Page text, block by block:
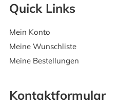
Quick Links
Mein Konto
Meine Wunschliste
Meine Bestellungen
Kontaktformular